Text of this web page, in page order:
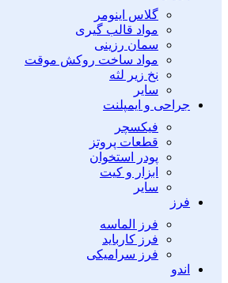
گلاس اینومر
مواد قالب گیری
سمان رزینی
مواد ساخت روکش موقت
نخ زیر لثه
سایر
جراحی و ایمپلنت
فیکسچر
قطعات پروتز
پودر استخوان
ابزار و کیت
سایر
فرز
فرز الماسه
فرز کارباید
فرز سرامیکی
اندو